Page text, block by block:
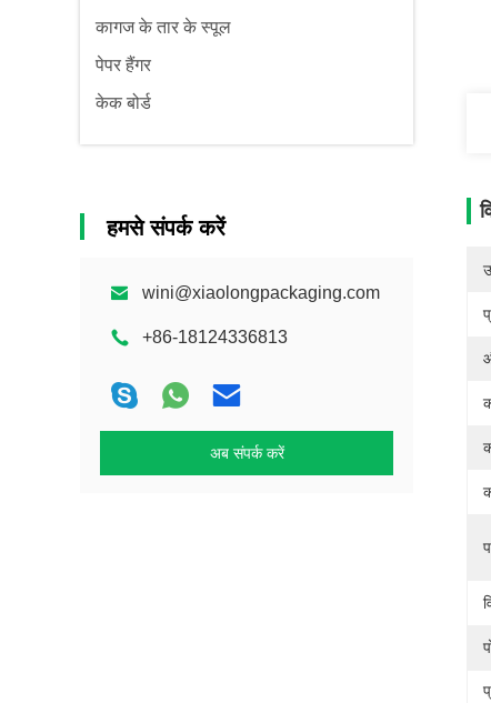
कागज के तार के स्पूल
पेपर हैंगर
केक बोर्ड
हमसे संपर्क करें
wini@xiaolongpackaging.com
+86-18124336813
अब संपर्क करें